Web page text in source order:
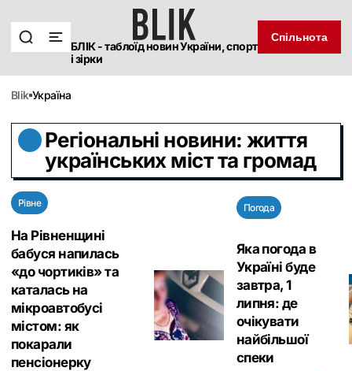
БЛІК - таблоїд новин України, спорт
і зірки
Спільнота
blik Україна
Регіональні новини: життя
українських міст та громад
Рівне
На Рівненщині
бабуся напилась
«до чортиків» та
каталась на
мікроавтобусі
містом: як
покарали
пенсіонерку
Погода
Яка погода в
Україні буде
завтра, 1
липня: де
очікувати
найбільшої
спеки